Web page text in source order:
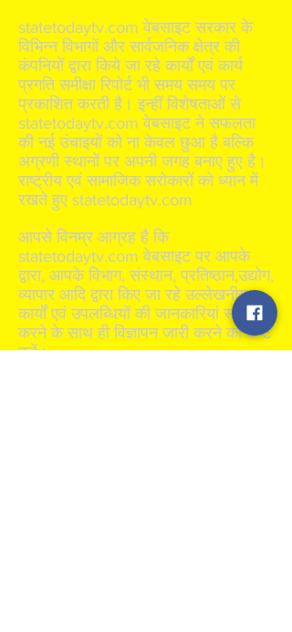
statetodaytv.com वेबसाइट सरकार के
विभिन्न विभागों और सार्वजनिक क्षेत्र की
कंपनियों द्वारा किये जा रहे कार्यों एवं कार्य
प्रगति समीक्षा रिपोर्ट भी समय समय पर
प्रकाशित करती है। इन्हीं विशेषताओं से
statetodaytv.com वेबसाइट ने सफलता
की नई उंचाइयों को ना केवल छुआ है बल्कि
अग्रणी स्थानों पर अपनी जगह बनाए हुए है।
राष्ट्रीय एवं सामाजिक सरोकारों को ध्यान में
रखते हुए statetodaytv.com
आपसे विनम्र आग्रह है कि
statetodaytv.com वेबसाइट पर आपके
द्वारा, आपके विभाग, संस्थान, प्रतिष्ठान,उद्योग,
व्यापार आदि द्वारा किए जा रहे उल्लेखनीय
कार्यों एवं उपलब्धियों की जानकारियां साझा
करने के साथ ही विज्ञापन जारी करने का कष्ट
करें।